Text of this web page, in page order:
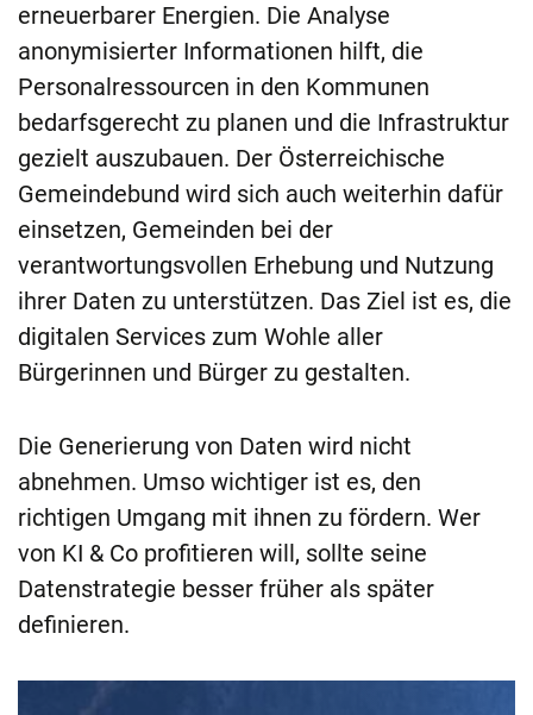
erneuerbarer Energien. Die Analyse
anonymisierter Informationen hilft, die
Personalressourcen in den Kommunen
bedarfsgerecht zu planen und die Infrastruktur
gezielt auszubauen. Der Österreichische
Gemeindebund wird sich auch weiterhin dafür
einsetzen, Gemeinden bei der
verantwortungsvollen Erhebung und Nutzung
ihrer Daten zu unterstützen. Das Ziel ist es, die
digitalen Services zum Wohle aller
Bürgerinnen und Bürger zu gestalten.
Die Generierung von Daten wird nicht
abnehmen. Umso wichtiger ist es, den
richtigen Umgang mit ihnen zu fördern. Wer
von KI & Co profitieren will, sollte seine
Datenstrategie besser früher als später
definieren.